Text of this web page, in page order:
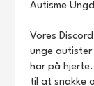
Autisme
Vores
unge
har på
til at snakke